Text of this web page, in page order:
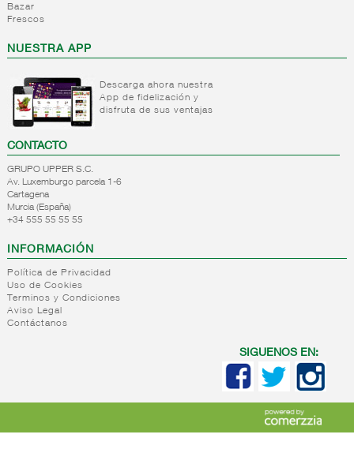
Bazar
Frescos
NUESTRA APP
Descarga ahora nuestra
App de fidelización y
disfruta de sus ventajas
CONTACTO
GRUPO UPPER S.C.
Av. Luxemburgo parcela 1-6
Cartagena
Murcia (España)
+34 555 55 55 55
INFORMACIÓN
Política de Privacidad
Uso de Cookies
Terminos y Condiciones
Aviso Legal
Contáctanos
SIGUENOS EN: